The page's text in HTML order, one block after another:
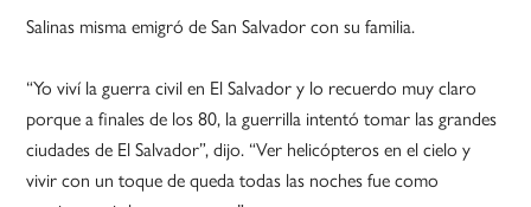
Salinas misma emigró de San Salvador con su familia.
“Yo viví la guerra civil en El Salvador y lo recuerdo muy claro
porque a finales de los 80, la guerrilla intentó tomar las grandes
ciudades de El Salvador”, dijo. “Ver helicópteros en el cielo y
vivir con un toque de queda todas las noches fue como